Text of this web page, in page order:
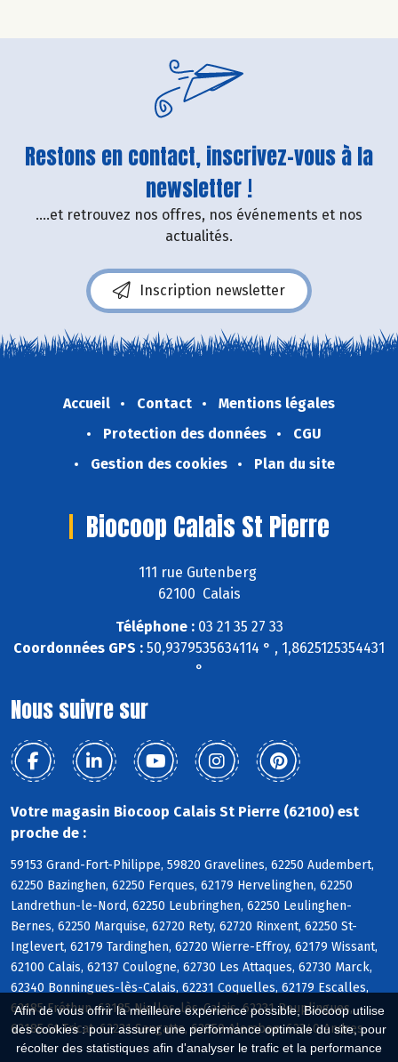
Afin de vous offrir la meilleure expérience possible, Biocoop utilise
des cookies : pour assurer une performance optimale du site, pour
récolter des statistiques afin d'analyser le trafic et la performance
Restons en contact, inscrivez-vous à la
newsletter !
....et retrouvez nos offres, nos événements et nos
actualités.
Inscription newsletter
Accueil Contact
Mentions légales
Protection des données
CGU
Gestion des cookies
Plan du site
Biocoop Calais St Pierre
111 rue Gutenberg
62100 Calais
Téléphone :03 21 35 27 33
Coordonnées GPS : 50,9379535634114 ° , 1,8625125354431
°
Nous suivre sur
Votre magasin Biocoop Calais St Pierre (62100) est
proche de :
59153 Grand-Fort-Philippe, 59820 Gravelines, 62250 Audembert,
62250 Bazinghen, 62250 Ferques, 62179 Hervelinghen, 62250
Landrethun-le-Nord, 62250 Leubringhen, 62250 Leulinghen-
Bernes, 62250 Marquise, 62720 Rety, 62720 Rinxent, 62250 St-
Inglevert, 62179 Tardinghen, 62720 Wierre-Effroy, 62179 Wissant,
62100 Calais, 62137 Coulogne, 62730 Les Attaques, 62730 Marck,
62340 Bonningues-lès-Calais, 62231 Coquelles, 62179 Escalles,
62185 Fréthun, 62185 Nielles-lès-Calais, 62231 Peuplingues,
62185 St-Tricat, 62231 Sangatte, 62850 Alembon, 62340 Andres